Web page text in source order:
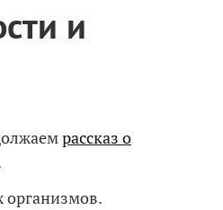
и
рассказ о
организмов.